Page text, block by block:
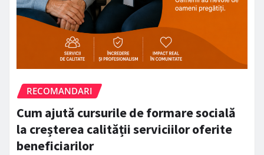
RECOMANDARI
Cum ajută cursurile de formare socială
la creșterea calității serviciilor oferite
beneficiarilor